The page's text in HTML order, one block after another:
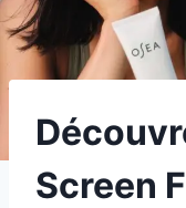
Screen